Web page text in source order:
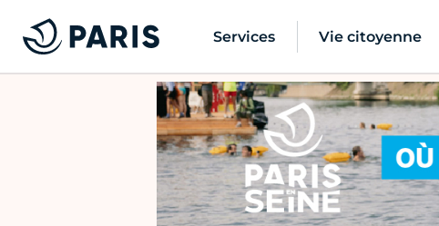
Services Vie citoyenne